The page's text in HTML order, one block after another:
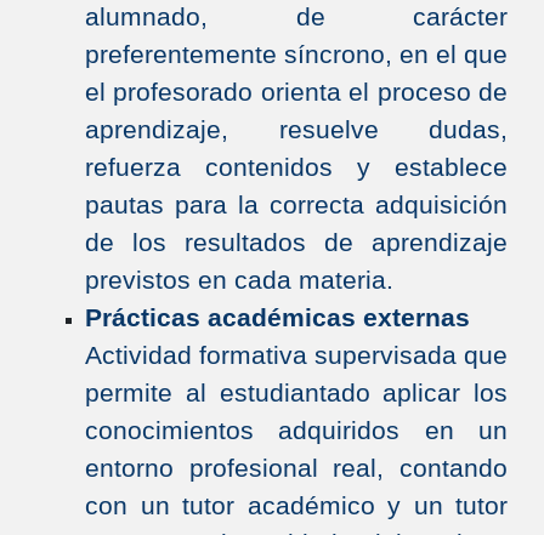
alumnado, de carácter
preferentemente síncrono, en el que
el profesorado orienta el proceso de
aprendizaje, resuelve dudas,
refuerza contenidos y establece
pautas para la correcta adquisición
de los resultados de aprendizaje
previstos en cada materia.
Prácticas académicas externas
Actividad formativa supervisada que
permite al estudiantado aplicar los
conocimientos adquiridos en un
entorno profesional real, contando
con un tutor académico y un tutor